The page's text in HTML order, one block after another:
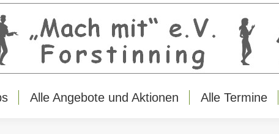
Alle Angebote und Aktionen Alle Termine
Alle Angebote und Aktionen Alle Termine